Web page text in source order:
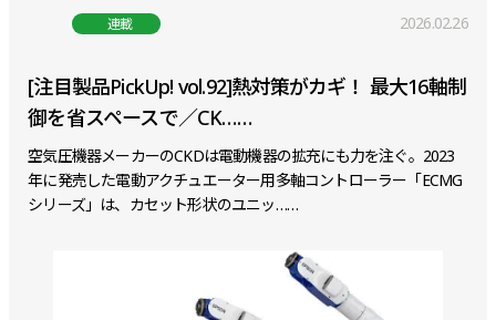
連載 2026.02.26
[注目製品PickUp! vol.92]熱対策がカギ！ 最大16軸制
御を省スペースで／CK……
空気圧機器メーカーのCKDは電動機器の拡充にも力を注ぐ。2023
年に発売した電動アクチュエーター用多軸コントローラー「ECMG
シリーズ」は、カセット形状のユニッ……